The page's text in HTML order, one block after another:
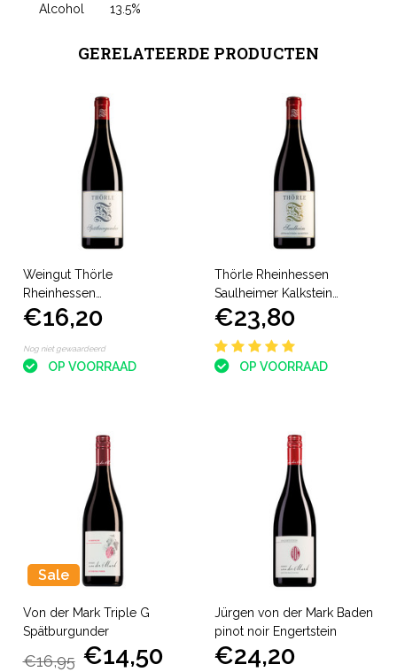
Alcohol
13.5%
GERELATEERDE PRODUCTEN
Weingut Thörle
Rheinhessen
Spätburgunder
€16,20
Nog niet gewaardeerd
OP VOORRAAD
Thörle Rheinhessen
Saulheimer Kalkstein
Spätburgunder
€23,80
OP VOORRAAD
Sale
Von der Mark Triple G
Spätburgunder
€16,95 €14,50
Jürgen von der Mark Baden
pinot noir Engertstein
€24,20